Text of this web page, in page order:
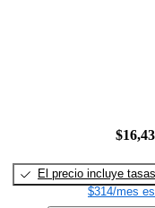
El precio incluye tasas
$314/mes